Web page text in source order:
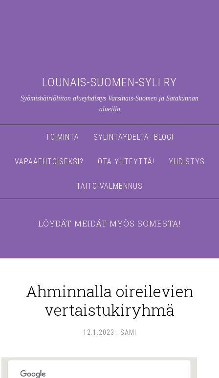
LOUNAIS-SUOMEN-SYLI RY
Syömishäiriöliiton alueyhdistys Varsinais-Suomen ja Satakunnan
alueilla
TOIMINTA SYLINTÄYDELTÄ- BLOGI
VAPAAEHTOISEKSI? OTA YHTEYTTÄ! YHDISTYS
TAITO-VALMENNUS
LÖYDÄT MEIDÄT MYÖS SOMESTA!
Ahminnalla oireilevien
vertaistukiryhmä
12.1.2023 : SAMI